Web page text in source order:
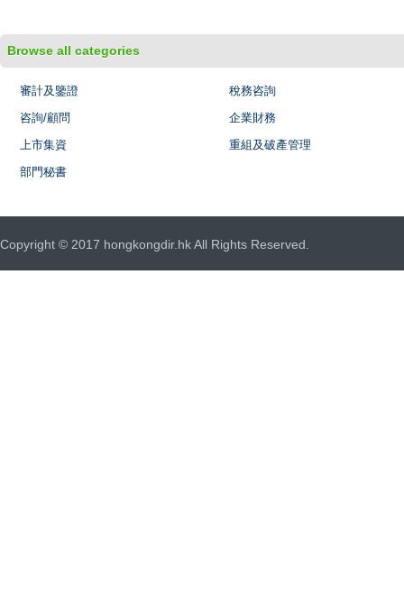
Browse all categories
審計及鑒證
稅務咨詢
咨詢/顧問
企業財務
上市集資
重組及破產管理
部門秘書
Copyright © 2017 hongkongdir.hk All Rights Reserved.